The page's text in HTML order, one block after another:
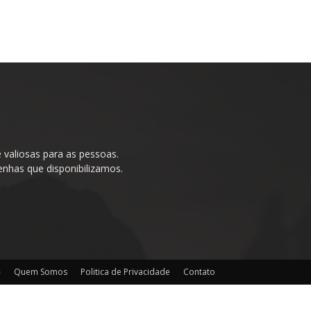
para as pessoas.
que disponibilizamos.
Quem Somos Politica de Privacidade Contato